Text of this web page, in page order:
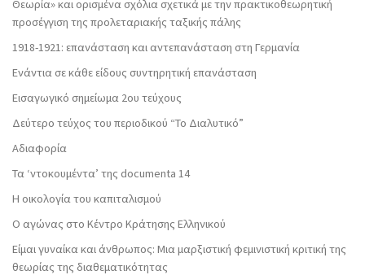
Θεωρία» και ορισμένα σχόλια σχετικά με την πρακτικοθεωρητική
προσέγγιση της προλεταριακής ταξικής πάλης
1918-1921: επανάσταση και αντεπανάσταση στη Γερμανία
Ενάντια σε κάθε είδους συντηρητική επανάσταση
Εισαγωγικό σημείωμα 2ου τεύχους
Δεύτερο τεύχος του περιοδικού “Το Διαλυτικό”
Αδιαφορία
Τα ‘ντοκουμέντα’ της documenta 14
Η οικολογία του καπιταλισμού
Ο αγώνας στο Κέντρο Κράτησης Ελληνικού
Είμαι γυναίκα και άνθρωπος: Μια μαρξιστική φεμινιστική κριτική της
θεωρίας της διαθεματικότητας